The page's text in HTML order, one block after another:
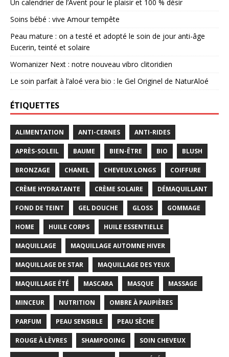
Un calendrier de l’Avent pour le plaisir et 100 % désir
Soins bébé : vive Amour tempête
Peau mature : on a testé et adopté le soin de jour anti-âge
Eucerin, teinté et solaire
Womanizer Next : notre nouveau vibro clitoridien
Le soin parfait à l’aloé vera bio : le Gel Originel de NaturAloé
ÉTIQUETTES
ALIMENTATION ANTI-CERNES ANTI-RIDES
APRÈS-SOLEIL BAUME BIEN-ÊTRE BIO BLUSH
BRONZAGE CHANEL CHEVEUX LONGS COIFFURE
CRÈME HYDRATANTE CRÈME SOLAIRE DÉMAQUILLANT
FOND DE TEINT GEL DOUCHE GLOSS GOMMAGE
HOME HUILE CORPS HUILE ESSENTIELLE
MAQUILLAGE MAQUILLAGE AUTOMNE HIVER
MAQUILLAGE DE STAR MAQUILLAGE DES YEUX
MAQUILLAGE ÉTÉ MASCARA MASQUE MASSAGE
MINCEUR NUTRITION OMBRE À PAUPIÈRES
PARFUM PEAU SENSIBLE PEAU SÈCHE
ROUGE À LÈVRES SHAMPOOING SOIN CHEVEUX